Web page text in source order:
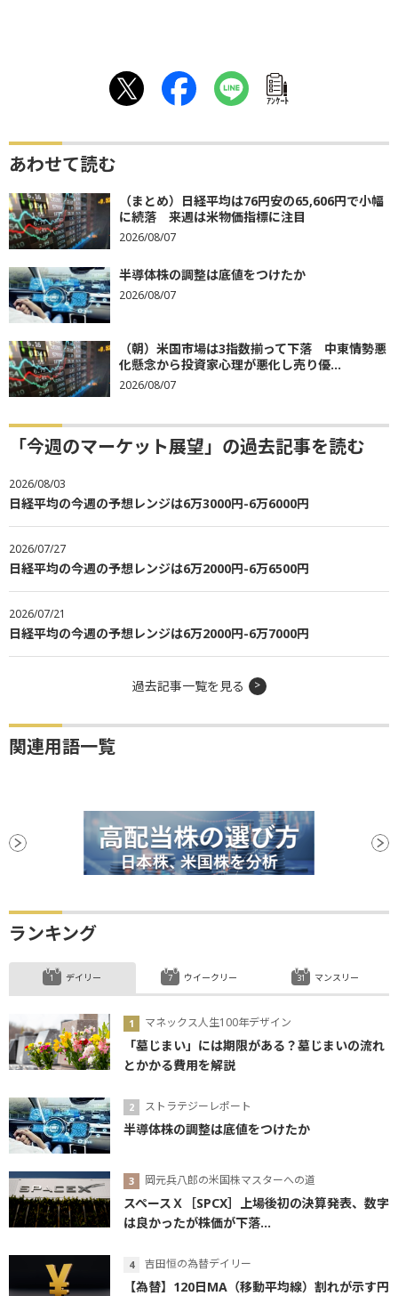
ｱﾝｹｰﾄ
あわせて読む
（まとめ）日経平均は76円安の65,606円で小幅
に続落 来週は米物価指標に注目
2026/08/07
半導体株の調整は底値をつけたか
2026/08/07
（朝）米国市場は3指数揃って下落 中東情勢悪
化懸念から投資家心理が悪化し売り優...
2026/08/07
「今週のマーケット展望」の過去記事を読む
2026/08/03
日経平均の今週の予想レンジは6万3000円-6万6000円
2026/07/27
日経平均の今週の予想レンジは6万2000円-6万6500円
2026/07/21
日経平均の今週の予想レンジは6万2000円-6万7000円
過去記事一覧を見る
関連用語一覧
ランキング
デイリー
マネックス人生100年デザイン
「墓じまい」には期限がある？墓じまいの流れ
とかかる費用を解説
ストラテジーレポート
半導体株の調整は底値をつけたか
岡元兵八郎の米国株マスターへの道
スペースＸ［SPCX］上場後初の決算発表、数字
は良かったが株価が下落...
吉田恒の為替デイリー
【為替】120日MA（移動平均線）割れが示す円
ウイークリー マンスリー